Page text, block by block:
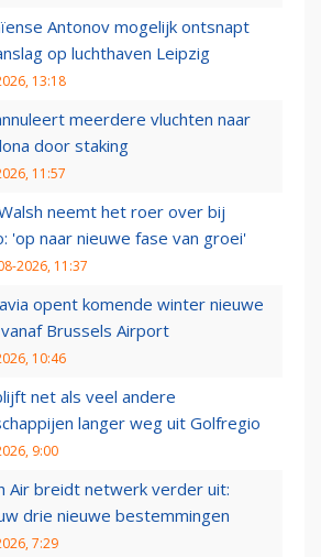
Antonov mogelijk ontsnapt
op luchthaven Leipzig
13:18
meerdere vluchten naar
door staking
11:57
neemt het roer over bij
'op naar nieuwe fase van groei'
2026, 11:37
opent komende winter nieuwe
Brussels Airport
10:46
net als veel andere
langer weg uit Golfregio
9:00
Air breidt netwerk verder uit:
drie nieuwe bestemmingen
7:29